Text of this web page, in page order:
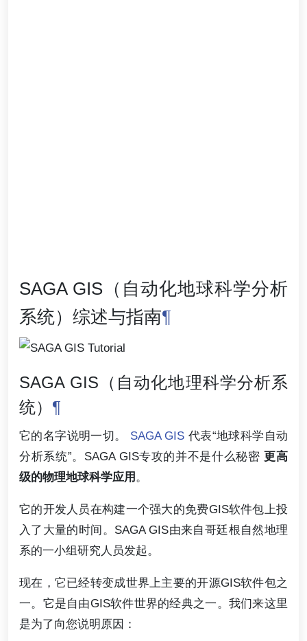
SAGA GIS（自动化地球科学分析
系统）综述与指南¶
SAGA GIS（自动化地理科学分析系
统） ¶
它的名字说明一切。 SAGA GIS 代表“地球科学自动
分析系统”。SAGA GIS专攻的并不是什么秘密更高
级的物理地球科学应用 。
它的开发人员在构建一个强大的免费GIS软件包上投
入了大量的时间。SAGA GIS由来自哥廷根自然地理
系的一小组研究人员发起。
现在，它已经转变成世界上主要的开源GIS软件包之
一。它是自由GIS软件世界的经典之一。我们来这里
是为了向您说明原因：